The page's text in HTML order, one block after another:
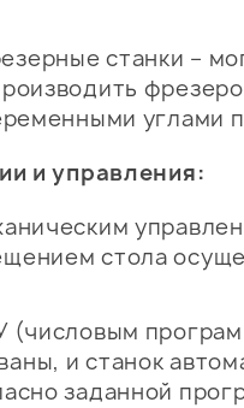
станки –
углами
и управления:
стола
(числовым
и станок
заданной